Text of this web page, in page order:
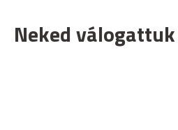
Neked válogattuk